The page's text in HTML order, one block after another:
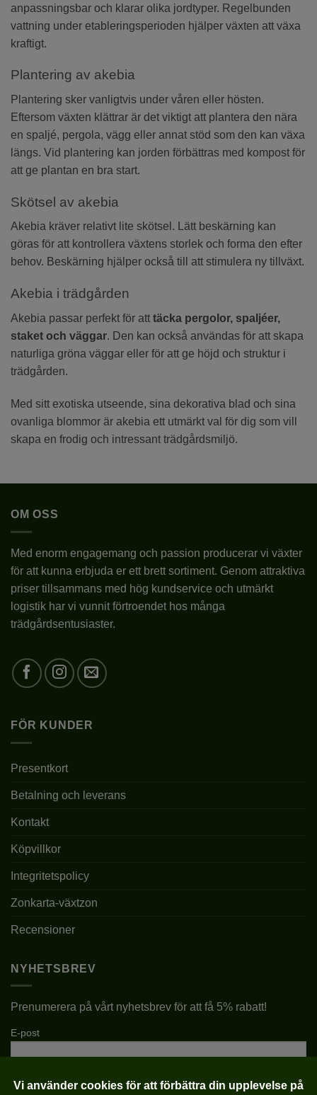
anpassningsbar och klarar olika jordtyper. Regelbunden
vattning under etableringsperioden hjälper växten att växa
kraftigt.
Plantering av akebia
Plantering sker vanligtvis under våren eller hösten.
Eftersom växten klättrar är det viktigt att plantera den nära
en spaljé, pergola, vägg eller annat stöd som den kan växa
längs. Vid plantering kan jorden förbättras med kompost för
att ge plantan en bra start.
Skötsel av akebia
Akebia kräver relativt lite skötsel. Lätt beskärning kan
göras för att kontrollera växtens storlek och forma den efter
behov. Beskärning hjälper också till att stimulera ny tillväxt.
Akebia i trädgården
Akebia passar perfekt för att täcka pergolor, spaljéer,
staket och väggar. Den kan också användas för att skapa
naturliga gröna väggar eller för att ge höjd och struktur i
trädgården.
Med sitt exotiska utseende, sina dekorativa blad och sina
ovanliga blommor är akebia ett utmärkt val för dig som vill
skapa en frodig och intressant trädgårdsmiljö.
OM OSS
Med enorm engagemang och passion producerar vi växter
för att kunna erbjuda er ett brett sortiment. Genom attraktiva
priser tillsammans med hög kundservice och utmärkt
logistik har vi vunnit förtroendet hos många
trädgårdsentusiaster.
FÖR KUNDER
Presentkort
Betalning och leverans
Kontakt
Köpvillkor
Integritetspolicy
Zonkarta-växtzon
Recensioner
NYHETSBREV
Prenumerera på vårt nyhetsbrev för att få 5% rabatt!
E-post